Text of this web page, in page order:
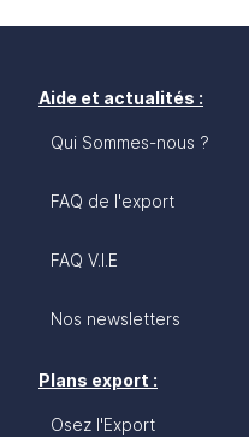
Aide et actualités :
Qui Sommes-nous ?
FAQ de l'export
FAQ V.I.E
Nos newsletters
Plans export :
Osez l'Export